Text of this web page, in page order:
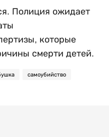
Полиция ожидает
которые
смерти детей.
самоубийство